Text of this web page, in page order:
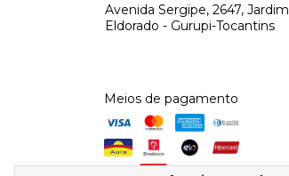
Avenida Sergipe, 2647, Jardim
Eldorado - Gurupi-Tocantins
Meios de pagamento